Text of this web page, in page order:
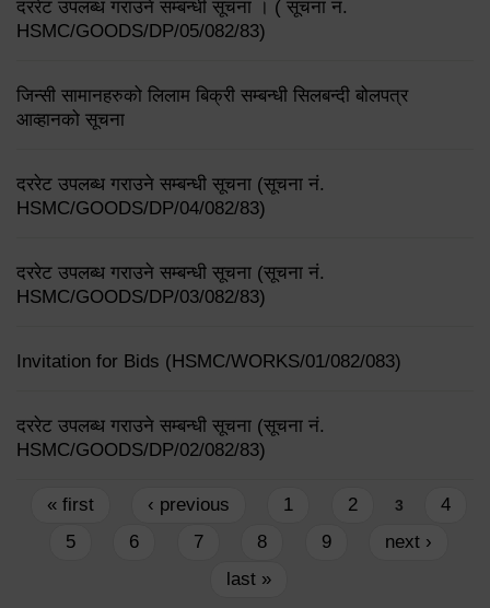
दररेट उपलब्ध गराउने सम्बन्धी सूचना । ( सूचना नं.
HSMC/GOODS/DP/05/082/83)
जिन्सी सामानहरुको लिलाम बिक्री सम्बन्धी सिलबन्दी बोलपत्र
आव्हानको सूचना
दररेट उपलब्ध गराउने सम्बन्धी सूचना (सूचना नं.
HSMC/GOODS/DP/04/082/83)
दररेट उपलब्ध गराउने सम्बन्धी सूचना (सूचना नं.
HSMC/GOODS/DP/03/082/83)
Invitation for Bids (HSMC/WORKS/01/082/083)
दररेट उपलब्ध गराउने सम्बन्धी सूचना (सूचना नं.
HSMC/GOODS/DP/02/082/83)
Pages
« first ‹ previous 1 2 3
4
5
6 7 8 9
next ›
last »